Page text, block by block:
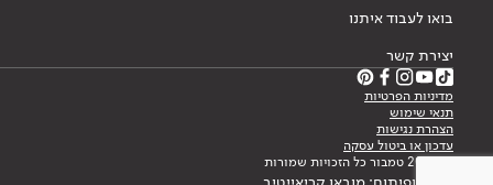
בואו לעבוד איתנו
יצירת קשר
מדיניות הפרטיות
תנאי שימוש
הצהרת נגישות
עדכון או ביטול עסקה
© 2026 טמבור כל הזכויות שמורות
עיצוב ופיתוח: מובאו קריאייטיב